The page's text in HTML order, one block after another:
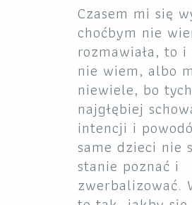
Czasem mi się
choćbym nie
rozmawiała, to
nie wiem, albo
niewiele, bo tych
najgłębiej
intencji i
same dzieci nie
stanie poznać i
zwerbalizować.